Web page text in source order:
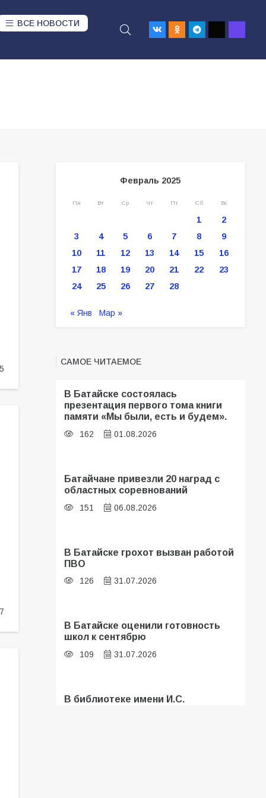
ВСЕ НОВОСТИ
Февраль 2025
Пн Вт Ср Чт Пт Сб Вс
1
2
3
4 5 6 7 8
9
10
11 12 13 14 15
16
17
18 19 20 21 22
23
24
25 26 27 28
« Янв Мар »
САМОЕ ЧИТАЕМОЕ
В Батайске состоялась
презентация первого тома книги
памяти «Мы были, есть и будем».
162 01.08.2026
Батайчане привезли 20 наград с
областных соревнований
151 06.08.2026
В Батайске грохот вызван работой
ПВО
126 31.07.2026
В Батайске оценили готовность
школ к сентябрю
109 31.07.2026
В библиотеке имени И.С.